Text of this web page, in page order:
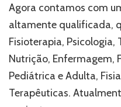
Agora contamos com
altamente qualificada,
Fisioterapia, Psicologia,
Nutrição, Enfermagem,
Pediátrica e Adulta,
Terapêuticas.